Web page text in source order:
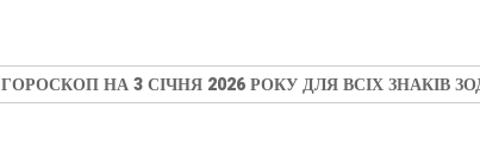
ГОРОСКОП НА 3 СІЧНЯ 2026 РОКУ ДЛЯ ВСІХ ЗНАКІВ